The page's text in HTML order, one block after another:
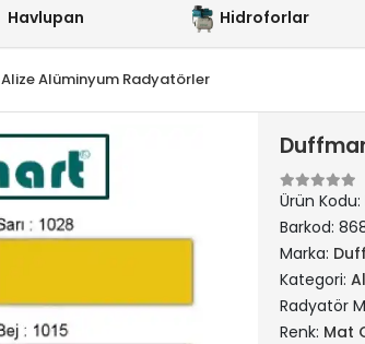
Havlupan Hidroforlar
Alize Alüminyum Radyatörler
Ürün Kodu:
Barkod:
Marka:
Kategori:
Radyatör
Renk: Mat